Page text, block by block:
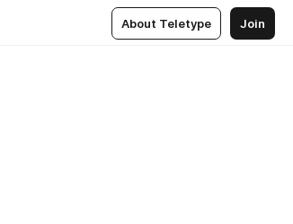
About Teletype Join